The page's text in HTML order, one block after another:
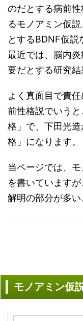
のだとする病前
るモノアミン仮
とするBDNF仮説
最近では、脳内
要だとする研究結
よく真面目で責
前性格説でいう
格」で、下田光
格」になります。
当ページでは、
を書いています
解明の部分が多い
モノアミン仮